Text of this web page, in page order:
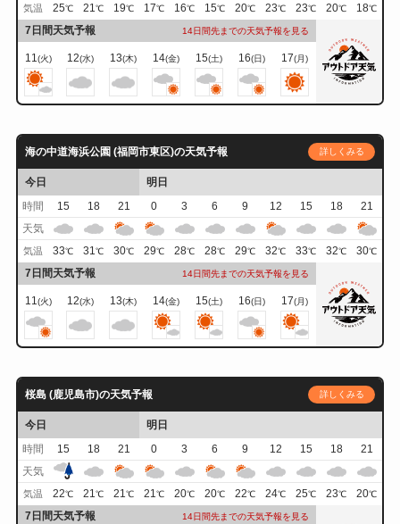
気温 25℃ 21℃ 19℃ 17℃ 16℃ 15℃ 20℃ 23℃ 23℃ 20℃ 18℃
7日間天気予報 14日間先までの天気予報を見る
11(火) 12(水) 13(木) 14(金) 15(土) 16(日) 17(月)
海の中道海浜公園 (福岡市東区)の天気予報 詳しくみる
今日
明日
時間
15 18 21 0 3 6 9 12 15 18
21
天気
気温 33℃ 31℃ 30℃ 29℃ 28℃ 28℃ 29℃ 32℃ 33℃ 32℃ 30℃
7日間天気予報 14日間先までの天気予報を見る
11(火) 12(水) 13(木) 14(金) 15(土) 16(日) 17(月)
桜島 (鹿児島市)の天気予報 詳しくみる
今日
明日
時間
15 18 21 0 3 6 9 12 15 18
21
天気
気温 22℃ 21℃ 21℃ 21℃ 20℃ 20℃ 22℃ 24℃ 25℃ 23℃ 20℃
7日間天気予報 14日間先までの天気予報を見る